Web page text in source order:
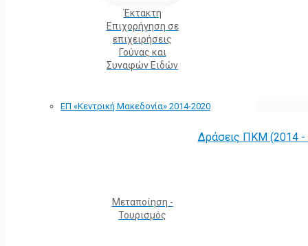
Έκτακτη
Επιχορήγηση σε
επιχειρήσεις
Γούνας και
Συναφών Ειδών
ΕΠ «Kεντρική Μακεδονία» 2014-2020
Δράσεις ΠΚΜ (2014 -
Μεταποίηση -
Τουρισμός